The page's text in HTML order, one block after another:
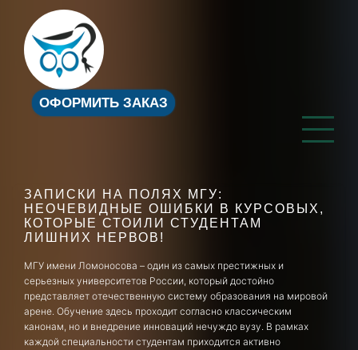
ОФОРМИТЬ ЗАКАЗ
ЗАПИСКИ НА ПОЛЯХ МГУ:
НЕОЧЕВИДНЫЕ ОШИБКИ В КУРСОВЫХ,
КОТОРЫЕ СТОИЛИ СТУДЕНТАМ
ЛИШНИХ НЕРВОВ!
МГУ имени Ломоносова – один из самых престижных и
серьезных университетов России, который достойно
представляет отечественную систему образования на мировой
арене. Обучение здесь проходит согласно классическим
канонам, но и внедрение инноваций нечуждо вузу. В рамках
каждой специальности студентам приходится активно